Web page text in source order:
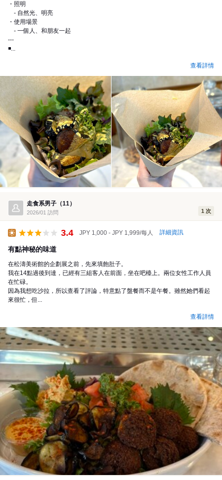
・照明
- 自然光、明亮
・使用場景
- 一個人、和朋友一起
---
◾...
查看詳情
走食系男子（11）
2026/01 訪問 1 次
3.4 JPY 1,000 - JPY 1,999/每人 詳細資訊
有點神秘的味道
在松濤美術館的企劃展之前，先來填飽肚子。
我在14點過後到達，已經有三組客人在前面，坐在吧檯上。兩位女性工作人員
在忙碌。
因為我想吃沙拉，所以查看了評論，特意點了盤餐而不是午餐。雖然她們看起
來很忙，但...
查看詳情